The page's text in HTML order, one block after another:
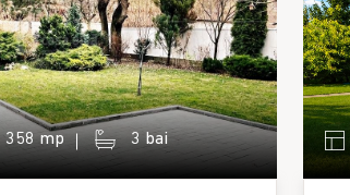
358 mp 3 bai